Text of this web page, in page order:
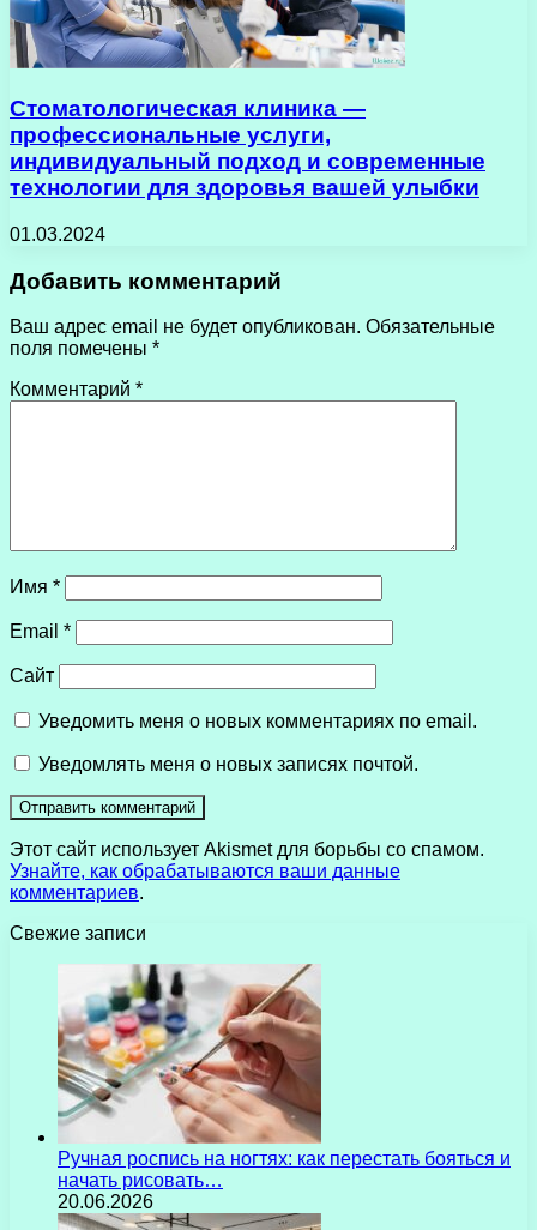
Стоматологическая клиника —
профессиональные услуги,
индивидуальный подход и современные
технологии для здоровья вашей улыбки
01.03.2024
Добавить комментарий
Ваш адрес email не будет опубликован. Обязательные
поля помечены *
Комментарий *
Имя *
Email *
Сайт
Уведомить меня о новых комментариях по email.
Уведомлять меня о новых записях почтой.
Этот сайт использует Akismet для борьбы со спамом.
Узнайте, как обрабатываются ваши данные
комментариев.
Свежие записи
Ручная роспись на ногтях: как перестать бояться и
начать рисовать…
20.06.2026